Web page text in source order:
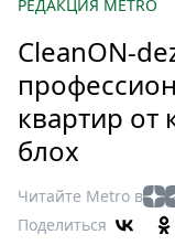
Мир
Еда
Мода
Театр
РЕДАКЦИЯ METRO
CleanON-
квартир от
блох
Читайте Metro в
Поделиться